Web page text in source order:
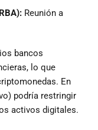
Reunión a
bancos
lo que
En
podría restringir
activos digitales.